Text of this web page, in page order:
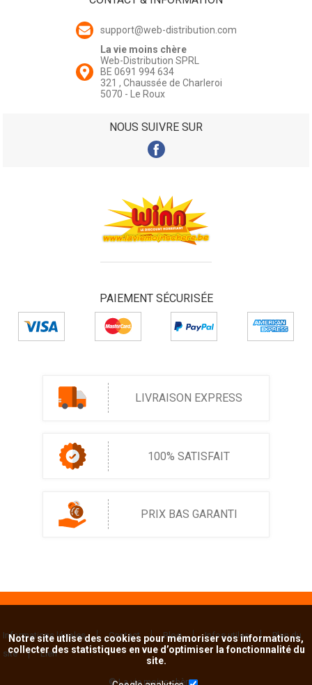
support@web-distribution.com
La vie moins chère
Web-Distribution SPRL
BE 0691 994 634
321 , Chaussée de Charleroi
5070 - Le Roux
NOUS SUIVRE SUR
PAIEMENT SÉCURISÉE
LIVRAISON EXPRESS
100% SATISFAIT
PRIX BAS GARANTI
Informations légales Contact Blog Infos utiles
Plan du
site
Lien
© La vie moins chère
Notre site utlise des cookies pour mémoriser vos informations,
collecter des statistiques en vue d’optimiser la fonctionnalité du
site.